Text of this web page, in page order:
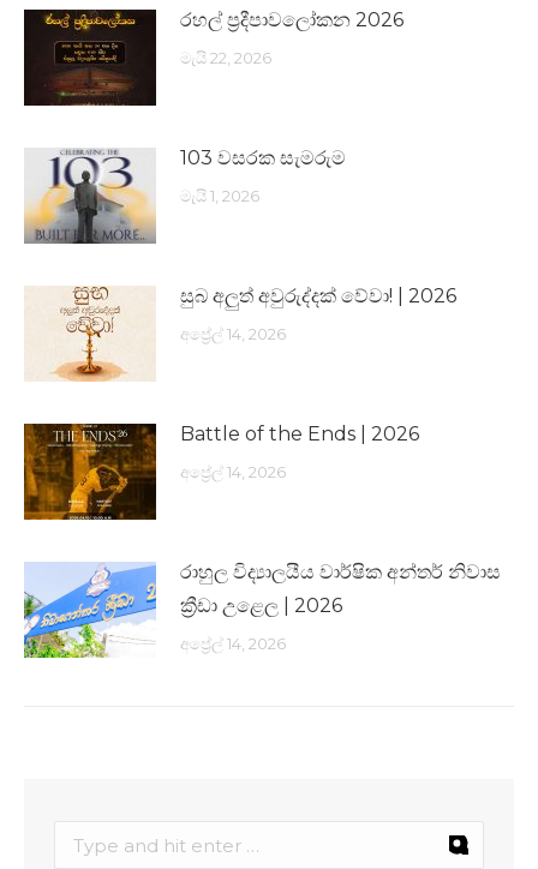
රහල් ප්‍රදීපාවලෝකන 2026
මැයි 22, 2026
103 වසරක සැමරුම
මැයි 1, 2026
සුබ අලුත් අවුරුද්දක් වේවා! | 2026
අප්‍රේල් 14, 2026
Battle of the Ends | 2026
අප්‍රේල් 14, 2026
රාහුල විද්‍යාලයීය වාර්ෂික අන්තර් නිවාස
ක්‍රීඩා උළෙල | 2026
අප්‍රේල් 14, 2026